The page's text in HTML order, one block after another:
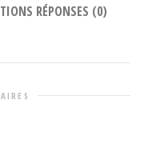
RÉPONSES (0)